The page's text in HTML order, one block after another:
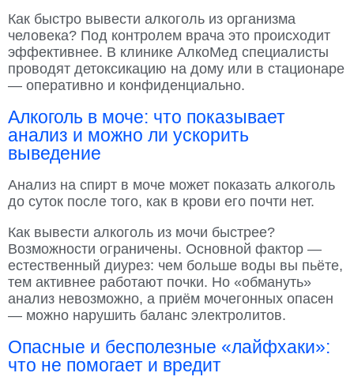
Как быстро вывести алкоголь из организма
человека? Под контролем врача это происходит
эффективнее. В клинике АлкоМед специалисты
проводят детоксикацию на дому или в стационаре
— оперативно и конфиденциально.
Алкоголь в моче: что показывает
анализ и можно ли ускорить
выведение
Анализ на спирт в моче может показать алкоголь
до суток после того, как в крови его почти нет.
Как вывести алкоголь из мочи быстрее?
Возможности ограничены. Основной фактор —
естественный диурез: чем больше воды вы пьёте,
тем активнее работают почки. Но «обмануть»
анализ невозможно, а приём мочегонных опасен
— можно нарушить баланс электролитов.
Опасные и бесполезные «лайфхаки»:
что не помогает и вредит